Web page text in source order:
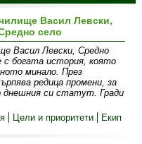
Васил Левски,
село
Васил Левски, Средно
с богата история, която
минало. През
редица промени, за
днешния си статут. Гради
Цели и приоритети Екип